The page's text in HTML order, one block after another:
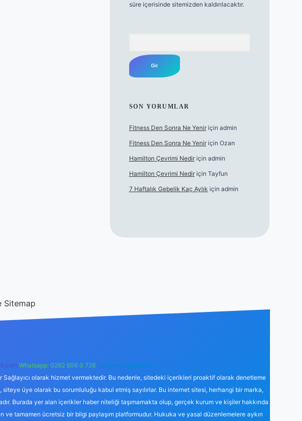
Sitemap
süre içerisinde sitemizden kaldırılacaktır.
SON YORUMLAR
Fitness Den Sonra Ne Yeniriçin admin
Fitness Den Sonra Ne Yeniriçin Ozan
Hamilton Çevrimi Nediriçin admin
Hamilton Çevrimi Nediriçin Tayfun
7 Haftalık Gebelik Kaç Aylık için admin
Whatsapp: 0262 606 0 726 Telegram: @karabul
Sağlayıcı olarak hizmet vermektedir. Bu nedenle, sitedeki içerikleri proaktif olarak denetleme
üye olarak bu sorumluluğu kabul etmiş sayılırlar. Bu internet sitesi, herhangi bir marka,
Burada yer alan içerikler haber niteliği taşımamakta olup, gerçek kurum ve kişiler hakkında
tamamen ücretsiz bir bilgi paylaşım platformudur. Hukuka ve yasal düzenlemelere aykırı